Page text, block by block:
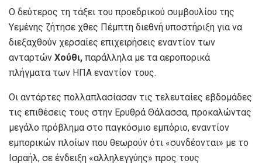
Ο δεύτερος τη τάξει του προεδρικού συμβουλίου της
Υεμένης ζήτησε χθες Πέμπτη διεθνή υποστήριξη για να
διεξαχθούν χερσαίες επιχειρήσεις εναντίον των
ανταρτών Χούθι, παράλληλα με τα αεροπορικά
πλήγματα των ΗΠΑ εναντίον τους.
Οι αντάρτες πολλαπλασίασαν τις τελευταίες εβδομάδες
τις επιθέσεις τους στην Ερυθρά Θάλασσα, προκαλώντας
μεγάλο πρόβλημα στο παγκόσμιο εμπόριο, εναντίον
εμπορικών πλοίων που θεωρούν ότι «συνδέονται» με το
Ισραήλ, σε ένδειξη «αλληλεγγύης» προς τους